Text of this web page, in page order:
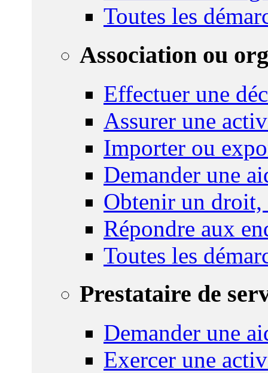
Toutes les
Association ou
Effectuer une
Assurer une
Importer ou
Demander une
Obtenir un droit,
Répondre aux
Toutes les
Prestataire de
Demander une
Exercer une